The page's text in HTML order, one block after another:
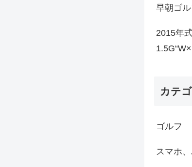
早朝ゴル
2015年
カテ
ゴルフ
スマホ